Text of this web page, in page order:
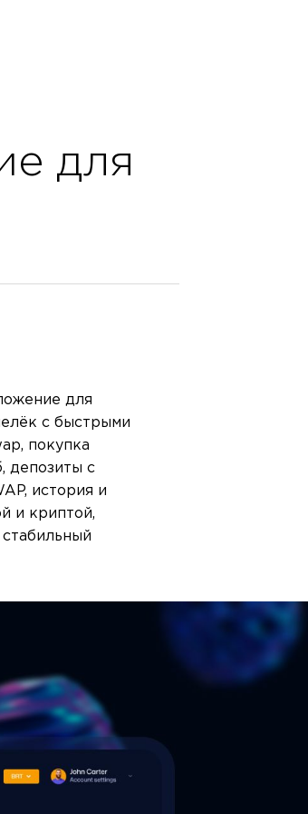
для
для
с быстрыми
покупка
депозиты с
история и
и криптой,